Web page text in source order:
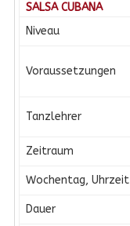
SALSA CUBANA
Zeitraum
Wochentag, Uhrzeit
Dauer
Niveau
Voraussetzungen
Tanzlehrer